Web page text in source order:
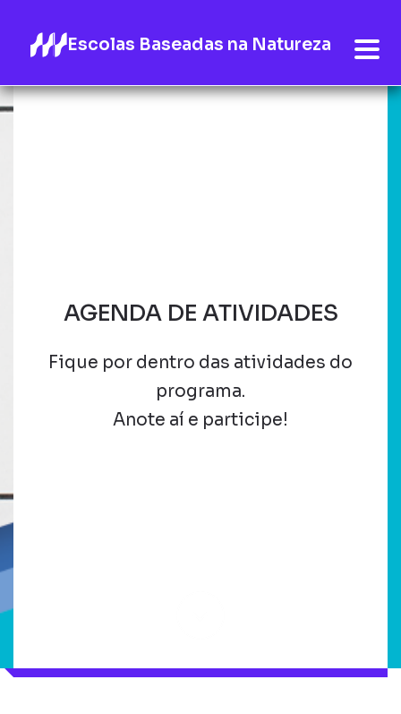
Escolas Baseadas na Natureza
AGENDA DE ATIVIDADES
Fique por dentro das atividades do
programa.
Anote aí e participe!